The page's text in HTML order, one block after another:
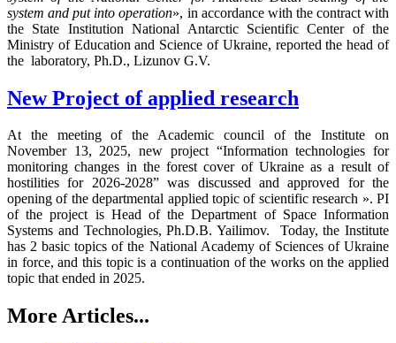
system and put into operation», in accordance with the contract with
the State Institution National Antarctic Scientific Center of the
Ministry of Education and Science of Ukraine, reported the head of
the laboratory, Ph.D., Lizunov G.V.
New Project of applied research
At the meeting of the Academic council of the Institute on
November 13, 2025, new project “Information technologies for
monitoring changes in the forest cover of Ukraine as a result of
hostilities for 2026-2028” was discussed and approved for the
opening of the departmental applied topic of scientific research ». PI
of the project is Head of the Department of Space Information
Systems and Technologies, Ph.D.B. Yailimov. Today, the Institute
has 2 basic topics of the National Academy of Sciences of Ukraine
in force, and this topic is a continuation of the works on the applied
topic that ended in 2025.
More Articles...